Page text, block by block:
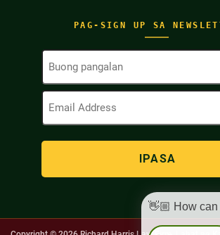
PAG-SIGN UP SA
Buong
Email
👋🏼 How